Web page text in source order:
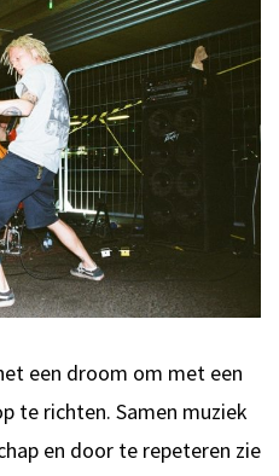
een droom om met een
te richten. Samen muziek
en door te repeteren zie